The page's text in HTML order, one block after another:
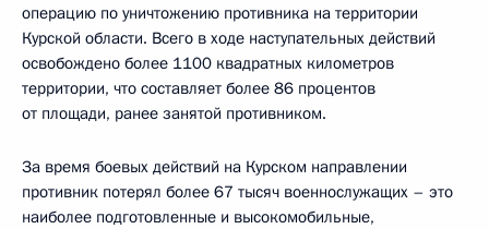
операцию по уничтожению противника на территории
Курской области. Всего в ходе наступательных действий
освобождено более 1100 квадратных километров
территории, что составляет более 86 процентов
от площади, ранее занятой противником.
За время боевых действий на Курском направлении
противник потерял более 67 тысяч военнослужащих – это
наиболее подготовленные и высокомобильные,